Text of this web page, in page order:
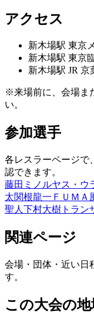
アクセス
新木場駅 東京
新木場駅 東京
新木場駅 JR 京
※来場前に、会場ま
い。
参加選手
各レスラーページで
認できます。
藤田ミノルヤス・ウ
太関根龍一 ＦＵＭＡ
聖人 下村大樹 トラ
関連ページ
会場・団体・近い日
す。
この大会の